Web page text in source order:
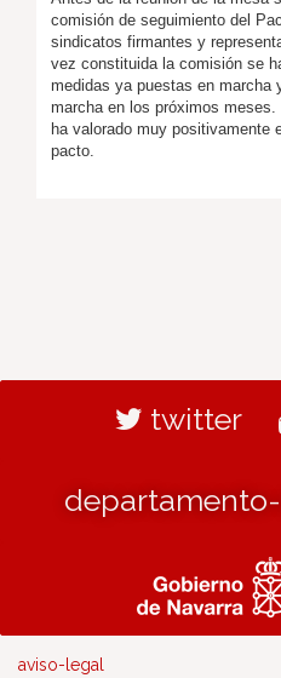
comisión de seguimiento del
sindicatos firmantes y
vez constituida la comisión se
medidas ya puestas en marcha
marcha en los próximos
ha valorado muy positivamente
pacto.
twitter
aviso-legal